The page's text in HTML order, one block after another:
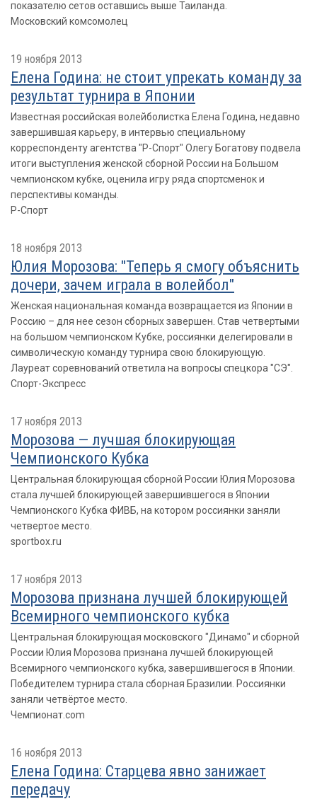
показателю сетов оставшись выше Таиланда.
Московский комсомолец
19 ноября 2013
Елена Година: не стоит упрекать команду за
результат турнира в Японии
Известная российская волейболистка Елена Година, недавно
завершившая карьеру, в интервью специальному
корреспонденту агентства "Р-Спорт" Олегу Богатову подвела
итоги выступления женской сборной России на Большом
чемпионском кубке, оценила игру ряда спортсменок и
перспективы команды.
Р-Спорт
18 ноября 2013
Юлия Морозова: "Теперь я смогу объяснить
дочери, зачем играла в волейбол"
Женская национальная команда возвращается из Японии в
Россию – для нее сезон сборных завершен. Став четвертыми
на большом чемпионском Кубке, россиянки делегировали в
символическую команду турнира свою блокирующую.
Лауреат соревнований ответила на вопросы спецкора "СЭ".
Спорт-Экспресс
17 ноября 2013
Морозова — лучшая блокирующая
Чемпионского Кубка
Центральная блокирующая сборной России Юлия Морозова
стала лучшей блокирующей завершившегося в Японии
Чемпионского Кубка ФИВБ, на котором россиянки заняли
четвертое место.
sportbox.ru
17 ноября 2013
Морозова признана лучшей блокирующей
Всемирного чемпионского кубка
Центральная блокирующая московского "Динамо" и сборной
России Юлия Морозова признана лучшей блокирующей
Всемирного чемпионского кубка, завершившегося в Японии.
Победителем турнира стала сборная Бразилии. Россиянки
заняли четвёртое место.
Чемпионат.com
16 ноября 2013
Елена Година: Старцева явно занижает
передачу